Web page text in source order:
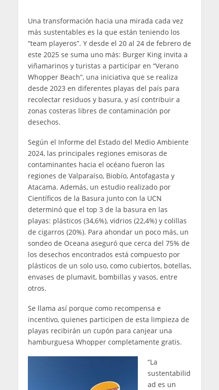
Una transformación hacia una mirada cada vez
más sustentables es la que están teniendo los
“team playeros”. Y desde el 20 al 24 de febrero de
este 2025 se suma uno más: Burger King invita a
viñamarinos y turistas a participar en “Verano
Whopper Beach”, una iniciativa que se realiza
desde 2023 en diferentes playas del país para
recolectar residuos y basura, y así contribuir a
zonas costeras libres de contaminación por
desechos.
Según el Informe del Estado del Medio Ambiente
2024, las principales regiones emisoras de
contaminantes hacia el océano fueron las
regiones de Valparaíso, Biobío, Antofagasta y
Atacama. Además, un estudio realizado por
Científicos de la Basura junto con la UCN
determinó que el top 3 de la basura en las
playas: plásticos (34,6%), vidrios (22,4%) y colillas
de cigarros (20%). Para ahondar un poco más, un
sondeo de Oceana aseguró que cerca del 75% de
los desechos encontrados está compuesto por
plásticos de un solo uso, como cubiertos, botellas,
envases de plumavit, bombillas y vasos, entre
otros.
Se llama así porque como recompensa e
incentivo, quienes participen de esta limpieza de
playas recibirán un cupón para canjear una
hamburguesa Whopper completamente gratis.
“La
sustentabilid
ad es un